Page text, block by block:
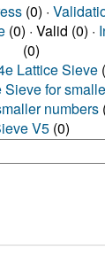
(0) ·
(0) · Valid (0) ·
(0)
Lattice Sieve
Sieve for
numbers
V5 (0)